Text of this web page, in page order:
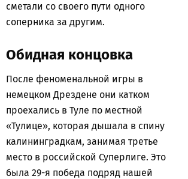
сметали со своего пути одного
соперника за другим.
Обидная концовка
После феноменальной игры в
немецком Дрездене они катком
проехались в Туле по местной
«Тулице», которая дышала в спину
калининградкам, занимая третье
место в российской Суперлиге. Это
была 29-я победа подряд нашей